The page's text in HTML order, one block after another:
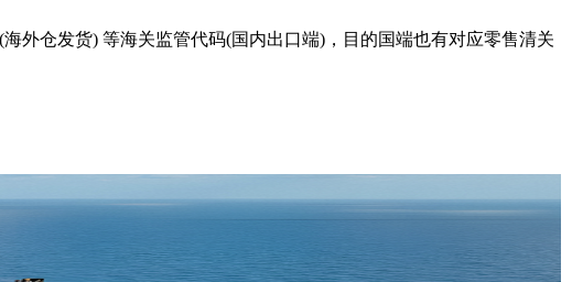
外仓发货) 等海关监管代码(国内出口端)，目的国端也有对应零售清关